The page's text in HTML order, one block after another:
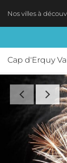
Nos villes à
Cap d'Erquy